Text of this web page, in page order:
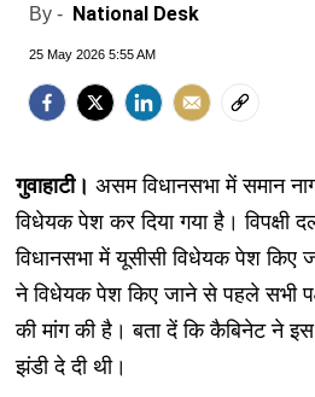
By - National Desk
25 May 2026 5:55 AM
गुवाहाटी। असम विधानसभा में समान
विधेयक पेश कर दिया गया है। विपक्षी
विधानसभा में यूसीसी विधेयक पेश किए
ने विधेयक पेश किए जाने से पहले सभी
की मांग की है। बता दें कि कैबिनेट ने
झंडी दे दी थी।